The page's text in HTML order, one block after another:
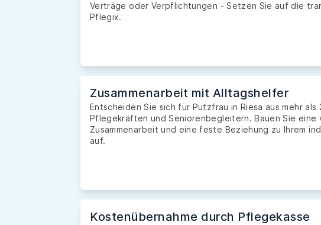
Verträge oder Verpflichtungen - Setzen Sie auf die
Pflegix.
Zusammenarbeit mit Alltagshelfer
Entscheiden Sie sich für Putzfrau in Riesa aus mehr
Pflegekräften und Seniorenbegleitern. Bauen Sie eine
Zusammenarbeit und eine feste Beziehung zu Ihrem
auf.
Kostenübernahme durch Pflegekasse